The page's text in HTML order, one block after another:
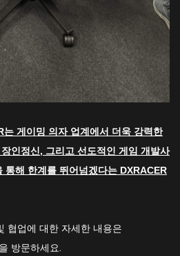
는 게이밍 의자 업계에서 더욱 강력한
인정신, 그리고 선도적인 게임 개발사
통해 한계를 뛰어넘겠다는 DXRACER
협업에 대한 자세한 내용은
방문하세요.